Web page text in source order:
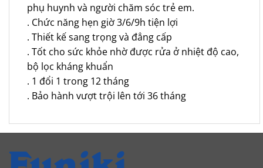
phụ huynh và người chăm sóc trẻ em.
. Chức năng hẹn giờ 3/6/9h tiện lợi
. Thiết kế sang trọng và đẳng cấp
. Tốt cho sức khỏe nhờ được rửa ở nhiệt độ cao,
bộ lọc kháng khuẩn
. 1 đổi 1 trong 12 tháng
. Bảo hành vượt trội lên tới 36 tháng